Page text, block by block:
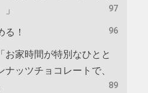
97
る！ 96
お家時間が特別なひとと
ッツチョコレートで、
89